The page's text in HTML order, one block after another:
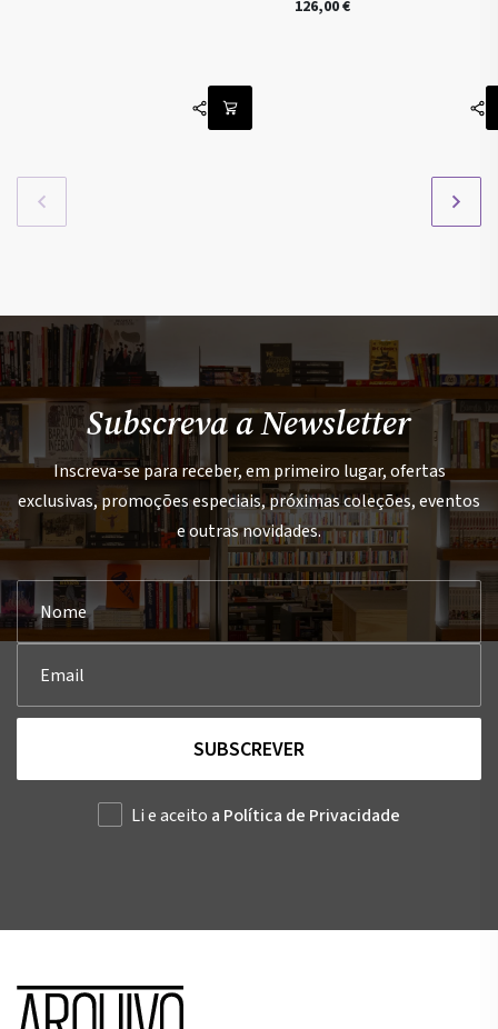
126,00€
Subscreva a Newsletter
Inscreva-se para receber, em primeiro lugar, ofertas
exclusivas, promoções especiais, próximas coleções, eventos
e outras novidades.
SUBSCREVER
Li e aceito a Política de Privacidade